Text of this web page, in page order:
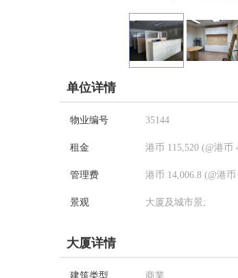
单位详情
物业编号 35144
租金 港币 115,520 (@港币
管理费 港币 14,006.8 (@港币
景观 大厦及城市景;
大厦详情
建筑类型 商業